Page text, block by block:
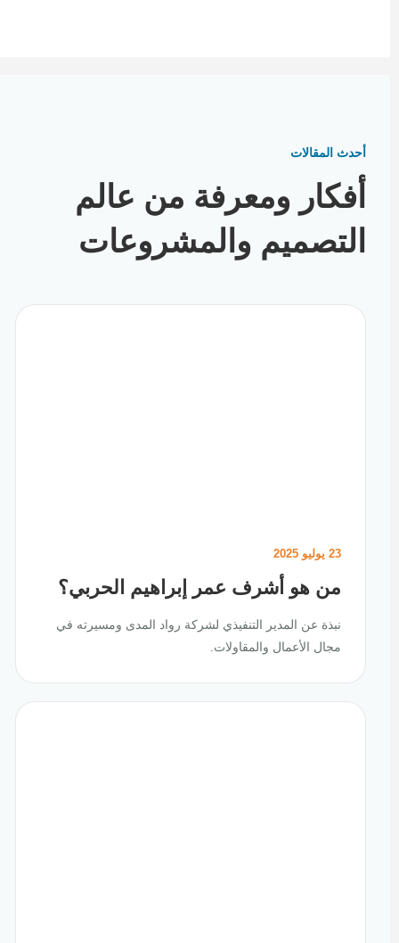
أحدث المقالات
أفكار ومعرفة من عالم
التصميم والمشروعات
23 يوليو 2025
من هو أشرف عمر إبراهيم الحربي؟
نبذة عن المدير التنفيذي لشركة رواد المدى ومسيرته في
مجال الأعمال والمقاولات.